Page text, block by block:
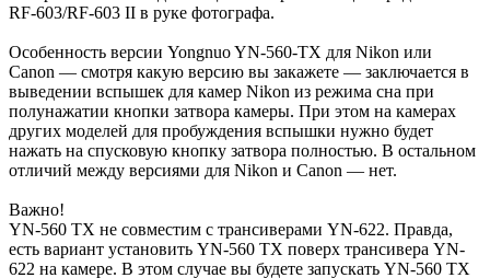
RF-603/RF-603 II в руке фотографа.
Особенность версии Yongnuo YN-560-TX для Nikon или
Canon — смотря какую версию вы закажете — заключается в
выведении вспышек для камер Nikon из режима сна при
полунажатии кнопки затвора камеры. При этом на камерах
других моделей для пробуждения вспышки нужно будет
нажать на спусковую кнопку затвора полностью. В остальном
отличий между версиями для Nikon и Canon — нет.
Важно!
YN-560 TX не совместим с трансиверами YN-622. Правда,
есть вариант установить YN-560 TX поверх трансивера YN-
622 на камере. В этом случае вы будете запускать YN-560 TX